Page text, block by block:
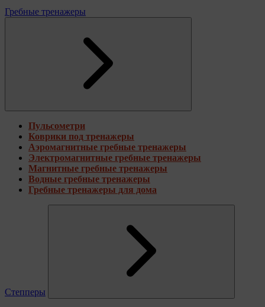
Гребные тренажеры
Пульсометри
Коврики под тренажеры
Аэромагнитные гребные тренажеры
Электромагнитные гребные тренажеры
Магнитные гребные тренажеры
Водные гребные тренажеры
Гребные тренажеры для дома
Степперы